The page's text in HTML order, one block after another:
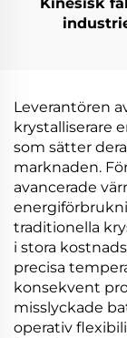
Leverantören
krystalliserare
som sätter
marknaden.
avancerade
traditionella
i stora
precisa
konsekvent
misslyckade
operativ